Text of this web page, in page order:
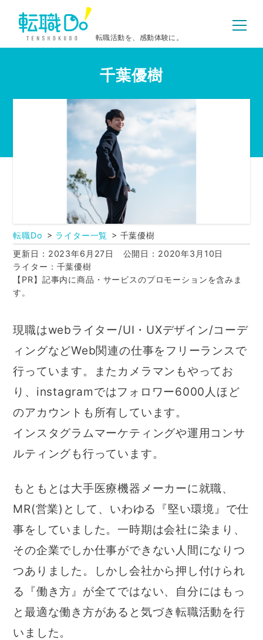
転職活動を、感動体験に。
千葉優樹
転職Do ライター一覧
千葉優樹
更新日：2023年6月27日
公開日：2020年3月10日
ライター：千葉優樹
【PR】記事内に商品・サービスのプロモーションを含みま
す。
現職はwebライター/UI・UXデザイン/コーデ
ィングなどWeb関連の仕事をフリーランスで
行っています。またカメラマンもやってお
り、instagramではフォロワー6000人ほど
のアカウントも所有しています。
インスタグラムマーケティングや運用コンサ
ルティングも行っています。
もともとは大手医療機器メーカーに就職、
MR(営業)として、いわゆる『堅い環境』で仕
事をしていました。一時期は会社に染まり、
その企業でしか仕事ができない人間になりつ
つありました。しかし会社から押し付けられ
る『働き方』が全てではない、自分にはもっ
と最適な働き方があると気づき転職活動を行
いました。